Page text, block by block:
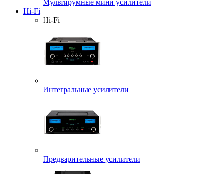
Мультирумные мини усилители
Hi-Fi
Hi-Fi
Интегральные усилители
Предварительные усилители